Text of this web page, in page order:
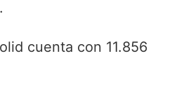
cuenta con 11.856